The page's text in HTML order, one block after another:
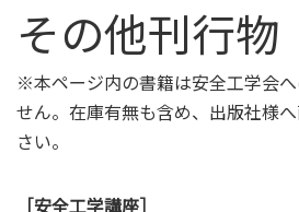
その他刊行物
※本ページ内の書籍は安全工学会
せん。在庫有無も含め、出版社様
さい。
［安全工学講座］